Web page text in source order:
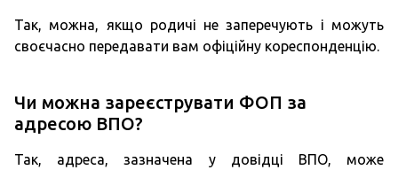
Так, можна, якщо родичі не заперечують і можуть
своєчасно передавати вам офіційну кореспонденцію.
Чи можна зареєструвати ФОП за
адресою ВПО?
Так, адреса, зазначена у довідці ВПО, може